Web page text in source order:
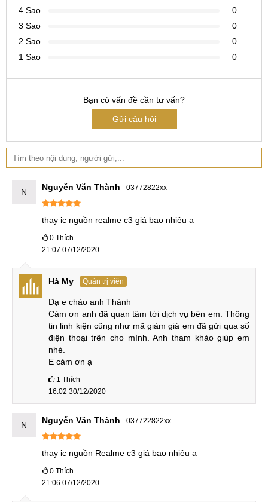
4 Sao
0
3 Sao
0
2 Sao
0
1 Sao
0
Bạn có vấn đề cần tư vấn?
Gửi câu hỏi
N Nguyễn Văn Thành 03772822xx
thay ic nguồn realme c3 giá bao nhiêu ạ
0 Thích
21:07 07/12/2020
Hà My Quản trị viên
Dạ e chào anh Thành
Cảm ơn anh đã quan tâm tới dịch vụ bên em. Thông
tin linh kiện cũng như mã giảm giá em đã gửi qua số
điện thoại trên cho mình. Anh tham khảo giúp em
nhé.
E cảm ơn ạ
1 Thích
16:02 30/12/2020
N Nguyễn Văn Thành 037722822xx
thay ic nguồn Realme c3 giá bao nhiêu ạ
0 Thích
21:06 07/12/2020